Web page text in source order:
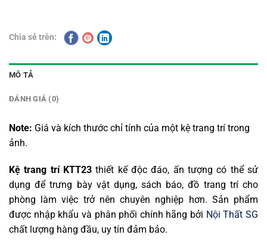
Chia sẻ trên:
MÔ TẢ
ĐÁNH GIÁ (0)
Note: Giá và kích thước chỉ tính của một kệ trang trí trong
ảnh.
Kệ trang trí KTT23 thiết kế độc đáo, ấn tượng có thể sử
dụng để trưng bày vật dụng, sách báo, đồ trang trí cho
phòng làm việc trở nên chuyên nghiệp hơn. Sản phẩm
được nhập khẩu và phân phối chính hãng bởi Nội Thất SG
chất lượng hàng đầu, uy tín đảm bảo.